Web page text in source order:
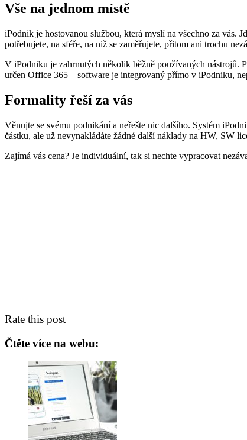
Vše na jednom místě
iPodnik je hostovanou službou, která myslí na všechno za
potřebujete, na sféře, na niž se zaměřujete, přitom ani trochu
V iPodniku je zahrnutých několik běžně používaných nástrojů.
určen Office 365 – software je integrovaný přímo v iPodniku,
Formality řeší za vás
Věnujte se svému podnikání a neřešte nic dalšího. Systém
částku, ale už nevynakládáte žádné další náklady na HW, SW
Zajímá vás cena? Je individuální, tak si nechte vypracovat
Rate this post
Čtěte více na webu: